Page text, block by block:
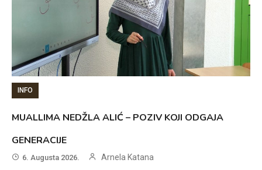
INFO
MUALLIMA NEDŽLA ALIĆ – POZIV KOJI ODGAJA
GENERACIJE
6. Augusta 2026. Arnela Katana